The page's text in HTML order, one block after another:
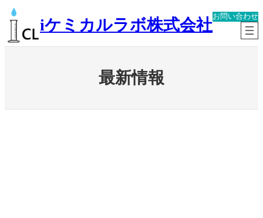
内
容
ス
iケミカルラボ株式会社お問い合わせ
最新情報